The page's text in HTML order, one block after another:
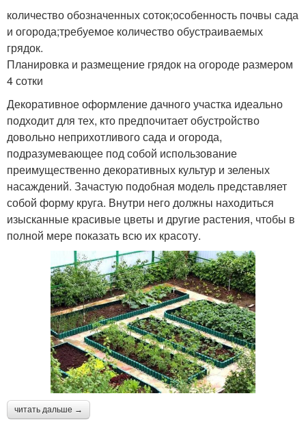
количество обозначенных соток;особенность почвы сада
и огорода;требуемое количество обустраиваемых
грядок.
Планировка и размещение грядок на огороде размером
4 сотки
Декоративное оформление дачного участка идеально
подходит для тех, кто предпочитает обустройство
довольно неприхотливого сада и огорода,
подразумевающее под собой использование
преимущественно декоративных культур и зеленых
насаждений. Зачастую подобная модель представляет
собой форму круга. Внутри него должны находиться
изысканные красивые цветы и другие растения, чтобы в
полной мере показать всю их красоту.
читать дальше →